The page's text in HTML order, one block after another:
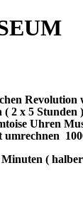
2 x 5
Uhren
(